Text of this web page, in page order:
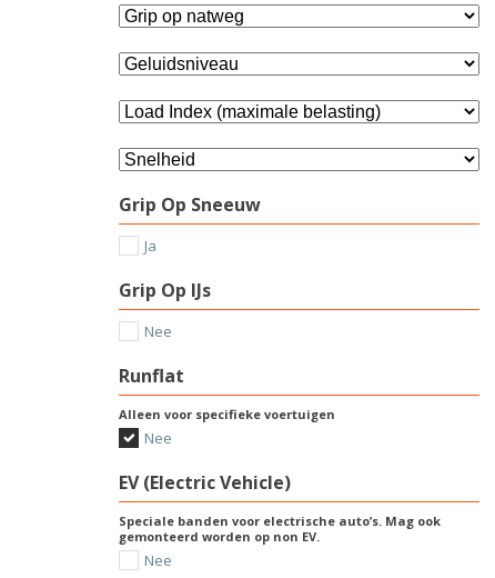
Grip Op Sneeuw
Ja
Grip Op IJs
Nee
Runflat
Alleen voor specifieke voertuigen
Nee
EV (Electric Vehicle)
Speciale banden voor electrische auto’s. Mag ook
gemonteerd worden op non EV.
Nee